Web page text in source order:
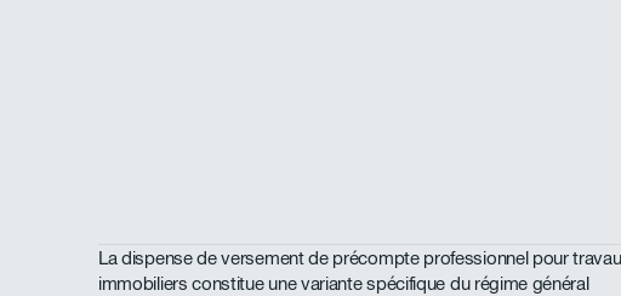
La dispense de versement de précompte professionnel pour
immobiliers constitue une variante spécifique du régime général